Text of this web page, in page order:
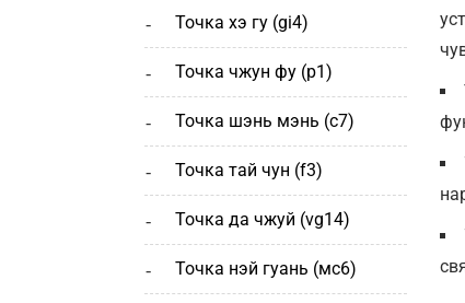
точка хэ гу (gi4)
точка чжун фу (p1)
точка шэнь мэнь (с7)
точка тай чун (f3)
точка да чжуй (vg14)
точка нэй гуань (мс6)